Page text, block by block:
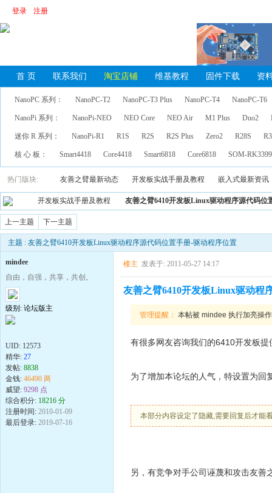
登录 注册
首 页 联系我们 淘宝店铺 维基教程 固件下载 资
NanoPC 系列： NanoPC-T2 NanoPC-T3 Plus NanoPC-T4 NanoPC-T6
NanoPi 系列： NanoPi-NEO NEO Core NEO Air M1 Plus Duo2
迷你 R 系列： NanoPi-R1 R1S R2S R2S Plus Zero2 R28S
核 心 板： Smart4418 Core4418 Smart6818 Core6818 SOM-
热门版块: 友善之臂最新动态 开发板实战手册及教程 嵌入式最新资讯
开发板实战手册及教程 友善之臂6410开发板Linux驱动程序源代码位
上一主题 下一主题
主题 : 友善之臂6410开发板Linux驱动程序源代码位置手册-驱动程序位置
mindee
自由，自强，共享，共创。
级别: 论坛版主
UID: 12573
精华: 27
发帖: 8838
金钱: 46490 两
威望: 9298 点
综合积分: 18216 分
注册时间: 2010-01-09
最后登录: 2019-07-16
楼主 发表于: 2011-05-27 14:17
友善之臂6410开发板Linux驱动程
管理提醒： 本帖被 mindee 执行加亮操
有很多网友咨询我们的6410开发板
为了增加本论坛的人气，特设置为回
本部分内容设定了隐藏,需要回复后才能
另，有竞争对手公司诬蔑和攻击友善